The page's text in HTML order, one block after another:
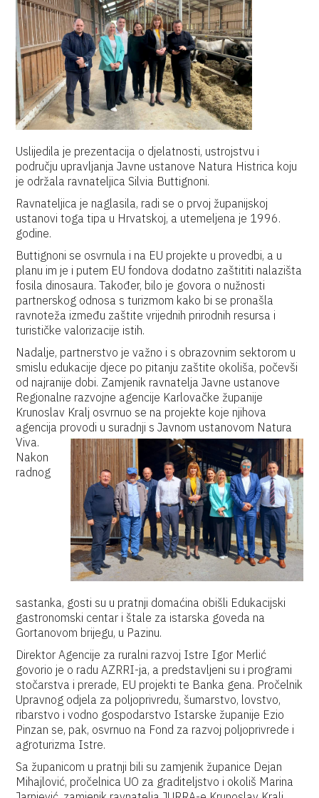
Uslijedila je prezentacija o djelatnosti, ustrojstvu i
području upravljanja Javne ustanove Natura Histrica koju
je održala ravnateljica Silvia Buttignoni.
Ravnateljica je naglasila, radi se o prvoj županijskoj
ustanovi toga tipa u Hrvatskoj, a utemeljena je 1996.
godine.
Buttignoni se osvrnula i na EU projekte u provedbi, a u
planu im je i putem EU fondova dodatno zaštititi nalazišta
fosila dinosaura. Također, bilo je govora o nužnosti
partnerskog odnosa s turizmom kako bi se pronašla
ravnoteža između zaštite vrijednih prirodnih resursa i
turističke valorizacije istih.
Nadalje, partnerstvo je važno i s obrazovnim sektorom u
smislu edukacije djece po pitanju zaštite okoliša, počevši
od najranije dobi. Zamjenik ravnatelja Javne ustanove
Regionalne razvojne agencije Karlovačke županije
Krunoslav Kralj osvrnuo se na projekte koje njihova
agencija provodi u suradnji s Javnom ustanovom Natura
Viva.
Nakon
radnog
sastanka, gosti su u pratnji domaćina obišli Edukacijski
gastronomski centar i štale za istarska goveda na
Gortanovom brijegu, u Pazinu.
Direktor Agencije za ruralni razvoj Istre Igor Merlić
govorio je o radu AZRRI-ja, a predstavljeni su i programi
stočarstva i prerade, EU projekti te Banka gena. Pročelnik
Upravnog odjela za poljoprivredu, šumarstvo, lovstvo,
ribarstvo i vodno gospodarstvo Istarske županije Ezio
Pinzan se, pak, osvrnuo na Fond za razvoj poljoprivrede i
agroturizma Istre.
Sa županicom u pratnji bili su zamjenik županice Dejan
Mihajlović, pročelnica UO za graditeljstvo i okoliš Marina